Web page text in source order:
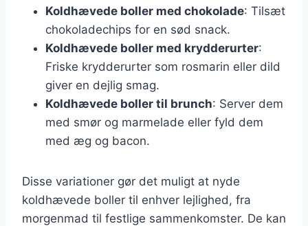
Koldhævede boller med chokolade: Tilsæt
chokoladechips for en sød snack.
Koldhævede boller med krydderurter:
Friske krydderurter som rosmarin eller dild
giver en dejlig smag.
Koldhævede boller til brunch: Server dem
med smør og marmelade eller fyld dem
med æg og bacon.
Disse variationer gør det muligt at nyde
koldhævede boller til enhver lejlighed, fra
morgenmad til festlige sammenkomster. De kan